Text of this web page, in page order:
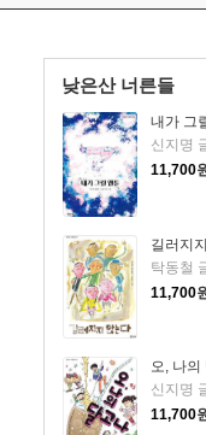
낮은산 너른들
내가 그
11,700
길러지
11,700
오, 나의
11,700